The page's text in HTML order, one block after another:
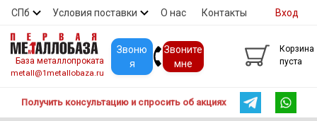
СПб Условия поставки О нас Контакты
Скидки Прайс Покупателям
Вход
База металлопроката
metall@1metallobaza.ru
Звоню
я
Звоните
мне
Корзина
пуста
Получить консультацию и спросить об акциях